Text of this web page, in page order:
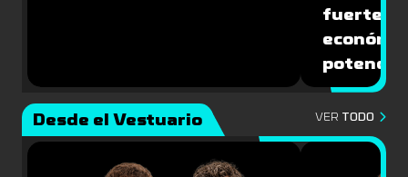
fuerte
Desde el Vestuario VER TODO